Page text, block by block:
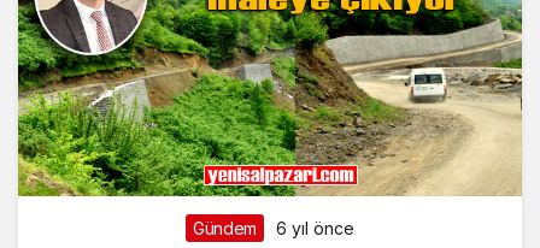
Gündem 6 yıl önce